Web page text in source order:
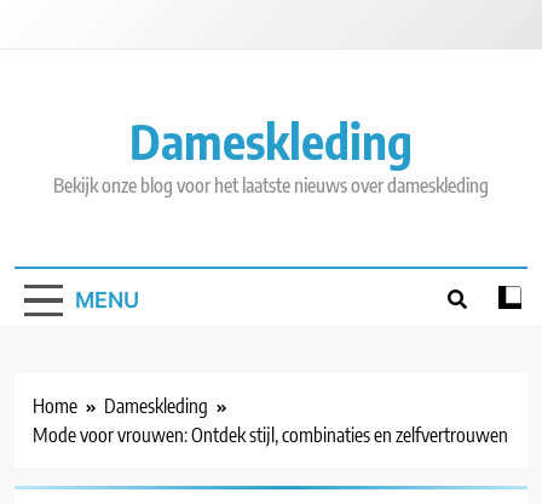
Dameskleding
Bekijk onze blog voor het laatste nieuws over dameskleding
MENU
Home
Dameskleding
Mode voor vrouwen: Ontdek stijl, combinaties en zelfvertrouwen